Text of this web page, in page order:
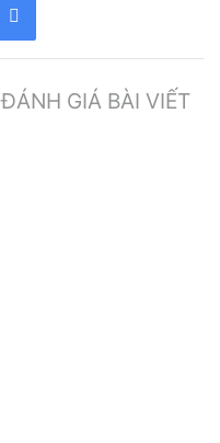
ĐÁNH GIÁ BÀI VIẾT